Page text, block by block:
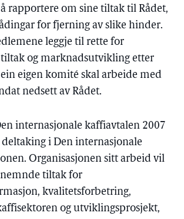
rapportere om sine tiltak til Rådet,
for fjerning av slike hinder.
leggje til rette for
og marknadsutvikling etter
eigen komité skal arbeide med
nedsett av Rådet.
internasjonale kaffiavtalen 2007
i Den internasjonale
Organisasjonen sitt arbeid vil
tiltak for
kvalitetsforbetring,
og utviklingsprosjekt,